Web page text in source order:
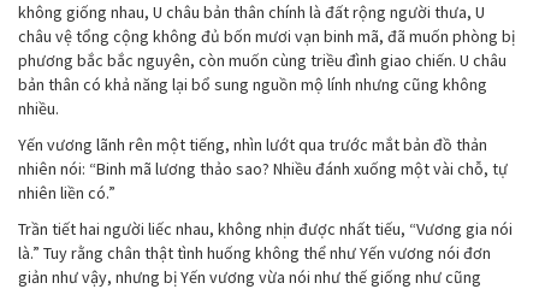
không giống nhau, U châu bản thân chính là đất rộng người thưa, U
châu vệ tổng cộng không đủ bốn mươi vạn binh mã, đã muốn phòng bị
phương bắc bắc nguyên, còn muốn cùng triều đình giao chiến. U châu
bản thân có khả năng lại bổ sung nguồn mộ lính nhưng cũng không
nhiều.
Yến vương lãnh rên một tiếng, nhìn lướt qua trước mắt bản đồ thản
nhiên nói: “Binh mã lương thảo sao? Nhiều đánh xuống một vài chỗ, tự
nhiên liền có.”
Trần tiết hai người liếc nhau, không nhịn được nhất tiếu, “Vương gia nói
là.” Tuy rằng chân thật tình huống không thể như Yến vương nói đơn
giản như vậy, nhưng bị Yến vương vừa nói như thế giống như cũng